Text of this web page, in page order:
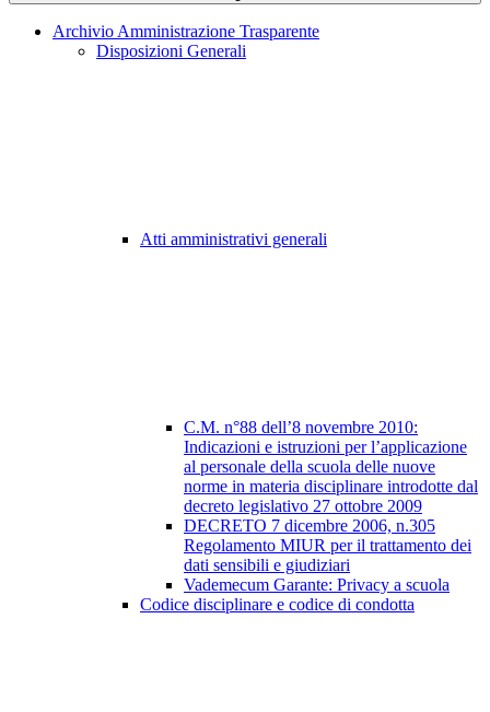
Archivio Amministrazione Trasparente
Disposizioni Generali
Atti amministrativi generali
C.M. n°88 dell’8 novembre 2010:
Indicazioni e istruzioni per l’applicazione
al personale della scuola delle nuove
norme in materia disciplinare introdotte dal
decreto legislativo 27 ottobre 2009
DECRETO 7 dicembre 2006, n.305
Regolamento MIUR per il trattamento dei
dati sensibili e giudiziari
Vademecum Garante: Privacy a scuola
Codice disciplinare e codice di condotta